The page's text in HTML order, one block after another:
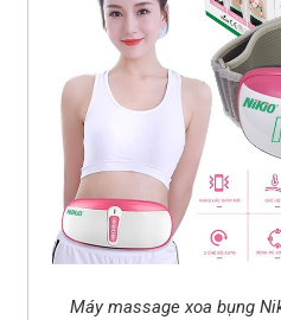
Máy massage xoa bụng